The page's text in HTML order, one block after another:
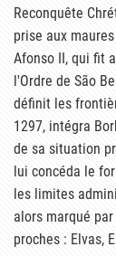
Reconquête
prise aux
Afonso II, qui fit
l'Ordre de São
définit les
1297, intégra
de sa situation
lui concéda le
les limites
alors marqué
proches : Elvas,